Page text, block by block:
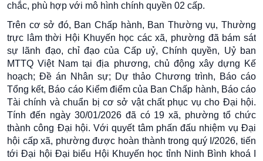
chắc, phù hợp với mô hình chính quyền 02 cấp.
Trên cơ sở đó, Ban Chấp hành, Ban Thường vụ, Thường
trực lâm thời Hội Khuyến học các xã, phường đã bám sát
sự lãnh đạo, chỉ đạo của Cấp uỷ, Chính quyền, Uỷ ban
MTTQ Việt Nam tại địa phương, chủ động xây dựng Kế
hoạch; Đề án Nhân sự; Dự thảo Chương trình, Báo cáo
Tổng kết, Báo cáo Kiểm điểm của Ban Chấp hành, Báo cáo
Tài chính và chuẩn bị cơ sở vật chất phục vụ cho Đại hội.
Tính đến ngày 30/01/2026 đã có 19 xã, phường tổ chức
thành công Đại hội. Với quyết tâm phấn đấu nhiệm vụ Đại
hội cấp xã, phường được hoàn thành trong quý I/2026, tiến
tới Đại hội Đại biểu Hội Khuyến học tỉnh Ninh Bình khoá I